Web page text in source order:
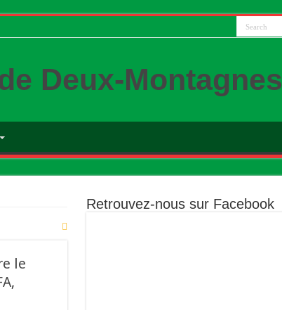
Deux-Montagnes
le
Retrouvez-nous sur Facebook